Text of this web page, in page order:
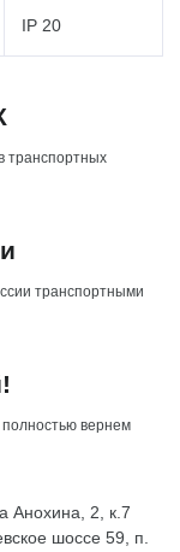
IP 20
транспортных
транспортными
вернем
Анохина, 2, к.7
шоссе 59, п.